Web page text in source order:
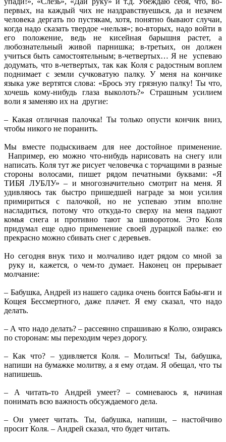
первых, на каждый чих не наздравствуешься, да и незачем
человека дергать по пустякам, хотя, понятно бывают случаи,
когда надо сказать твердое «нельзя»; во-вторых, надо войти в
его положение, ведь не кисейная барышня растет, а
любознательный живой парнишка; в-третьих, он должен
учиться быть самостоятельным; в-четвертых… Я не успеваю
додумать, что в-четвертых, так как Коля с радостным воплем
поднимает с земли сучковатую палку. У меня на кончике
языка уже вертятся слова: «Брось эту грязную палку! Ты что,
хочешь кому-нибудь глаза выколоть?» Страшным усилием
воли я заменяю их на другие:
– Какая отличная палочка! Ты только опусти кончик вниз,
чтобы никого не поранить.
Мы вместе подыскиваем для нее достойное применение.
Например, ею можно что-нибудь нарисовать на снегу или
написать. Коля тут же рисует человечка с торчащими в разные
стороны волосами, пишет рядом печатными буквами: «Я
ТИБЯ ЛУБЛУ» – и многозначительно смотрит на меня. Я
удивляюсь так быстро пришедшей награде за мои усилия
примириться с палочкой, но не успеваю этим вполне
насладиться, потому что откуда-то сверху на меня падают
комья снега и противно тают за шиворотом. Это Коля
придумал еще одно применение своей дурацкой палке: ею
прекрасно можно сбивать снег с деревьев.
Но сегодня внук тихо и молчаливо идет рядом со мной за
руку и, кажется, о чем-то думает. Наконец он прерывает
молчание:
– Бабушка, Андрей из нашего садика очень боится Бабы-яги и
Кощея Бессмертного, даже плачет. Я ему сказал, что надо
делать.
– А что надо делать? – рассеянно спрашиваю я Колю, озираясь
по сторонам: мы переходим через дорогу.
– Как что? – удивляется Коля. – Молиться! Ты, бабушка,
напиши на бумажке молитву, а я ему отдам. Я обещал, что ты
напишешь.
– А читать-то Андрей умеет? – сомневаюсь я, начиная
понимать всю важность обсуждаемого дела.
– Он умеет читать. Ты, бабушка, напиши, – настойчиво
просит Коля. – Андрей сказал, что будет читать.